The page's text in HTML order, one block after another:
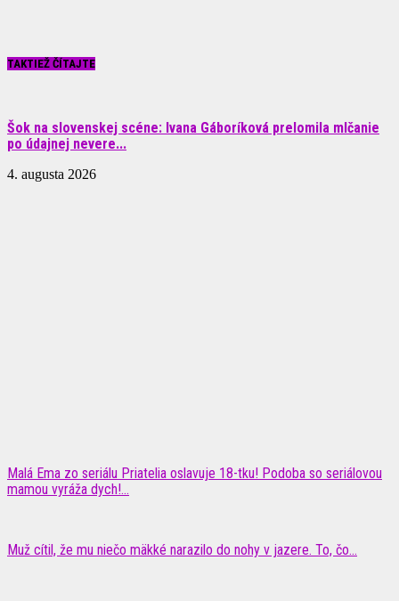
TAKTIEŽ ČÍTAJTE
Šok na slovenskej scéne: Ivana Gáboríková prelomila mlčanie
po údajnej nevere...
4. augusta 2026
Malá Ema zo seriálu Priatelia oslavuje 18-tku! Podoba so seriálovou
mamou vyráža dych!...
Muž cítil, že mu niečo mäkké narazilo do nohy v jazere. To, čo...